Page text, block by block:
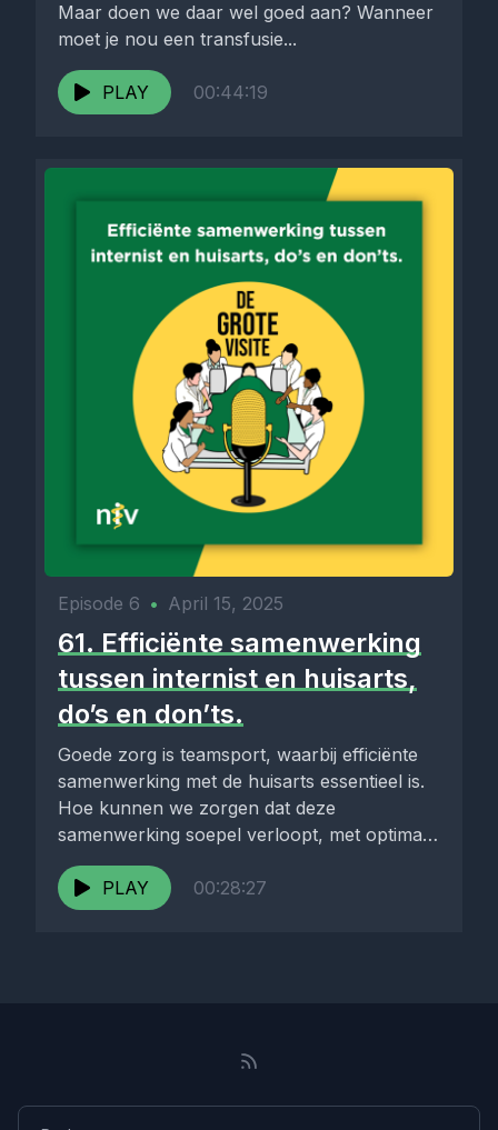
Maar doen we daar wel goed aan? Wanneer
moet je nou een transfusie...
PLAY 00:44:19
Episode 6 • April 15, 2025
61. Efficiënte samenwerking
tussen internist en huisarts,
do’s en don’ts.
Goede zorg is teamsport, waarbij efficiënte
samenwerking met de huisarts essentieel is.
Hoe kunnen we zorgen dat deze
samenwerking soepel verloopt, met optimale
zorg...
PLAY
00:28:27